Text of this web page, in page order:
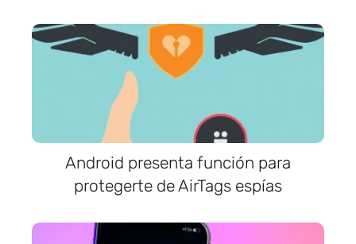
Android presenta función para
protegerte de AirTags espías